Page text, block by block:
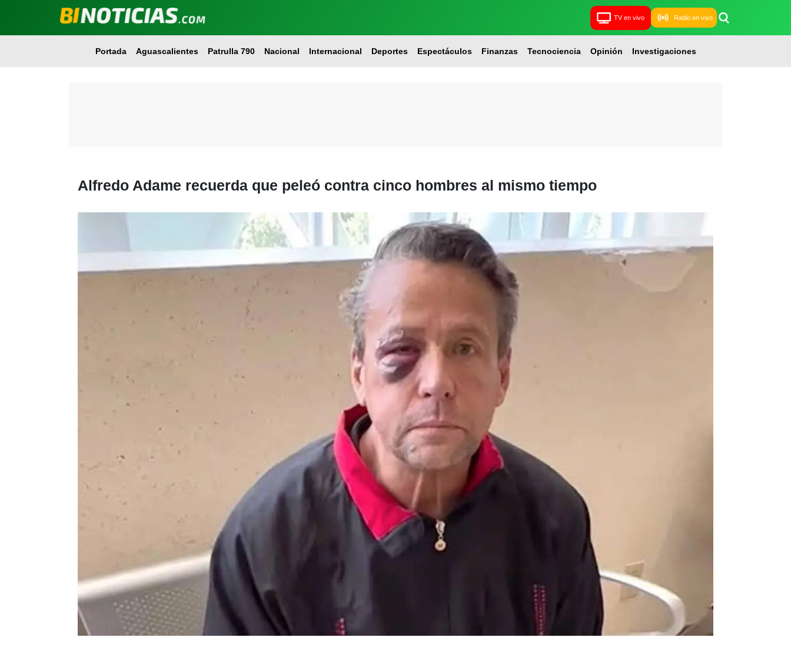
TV en vivo Radio en vivo
Portada Aguascalientes Patrulla 790 Nacional Internacional Deportes Espectáculos Finanzas Tecnociencia Opinión Investigaciones
Alfredo Adame recuerda que peleó contra cinco hombres al mismo tiempo